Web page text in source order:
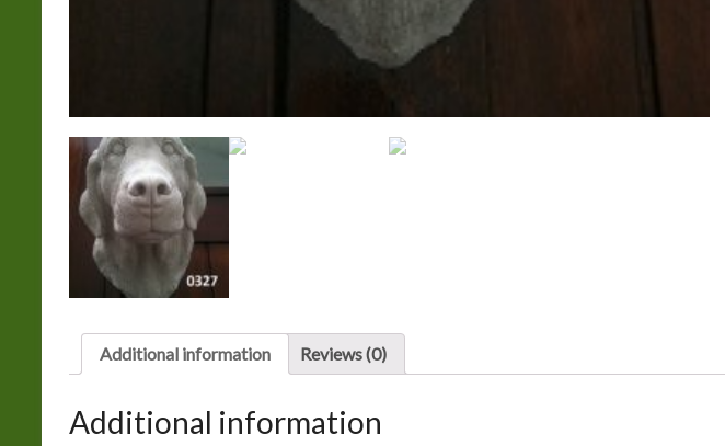
Additional information Reviews (0)
Additional information